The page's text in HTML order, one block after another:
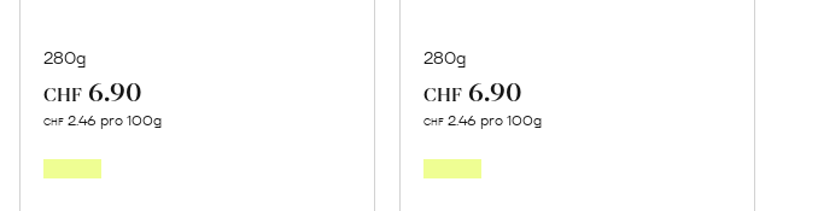
280g
CHF 6.90
CHF 2.46 pro 100g
280g
CHF 6.90
CHF 2.46 pro 100g